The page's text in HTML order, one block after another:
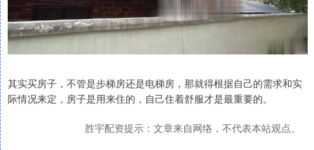
其实买房子，不管是步梯房还是电梯房，那就得根据自己的需求和实
际情况来定，房子是用来住的，自己住着舒服才是最重要的。
胜宇配资提示：文章来自网络，不代表本站观点。